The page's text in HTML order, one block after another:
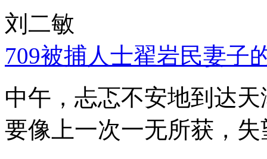
刘二敏
709被捕人士翟岩民妻子
中午，忐忑不安地到达
要像上一次一无所获，